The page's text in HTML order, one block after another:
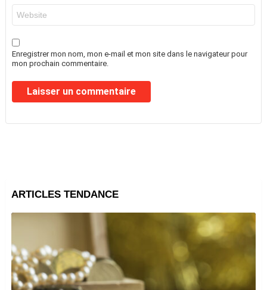
web
Enregistrer mon nom, mon e-mail et mon site dans le navigateur pour
mon prochain commentaire.
ARTICLES TENDANCE